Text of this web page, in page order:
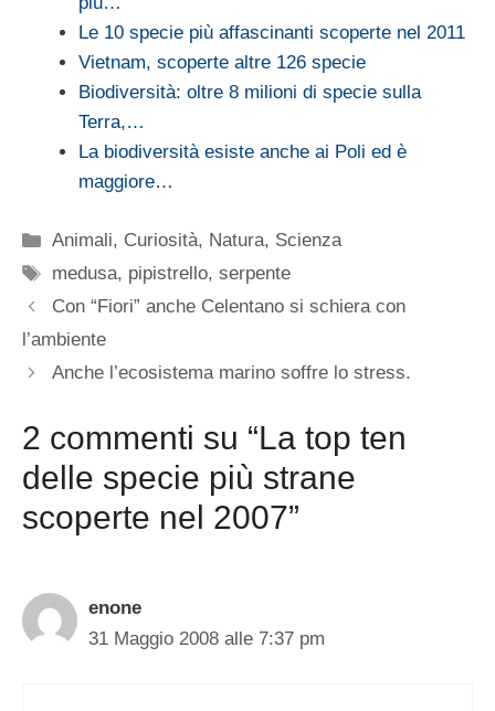
Le 10 specie più affascinanti scoperte nel 2011
Vietnam, scoperte altre 126 specie
Biodiversità: oltre 8 milioni di specie sulla
Terra,…
La biodiversità esiste anche ai Poli ed è
maggiore…
Categorie
Animali, Curiosità, Natura, Scienza
Tag
medusa, pipistrello,serpente
Con “Fiori” anche Celentano si schiera con
l’ambiente
Anche l’ecosistema marino soffre lo stress.
2 commenti su “La top ten
delle specie più strane
scoperte nel 2007”
enone
31 Maggio 2008 alle 7:37 pm